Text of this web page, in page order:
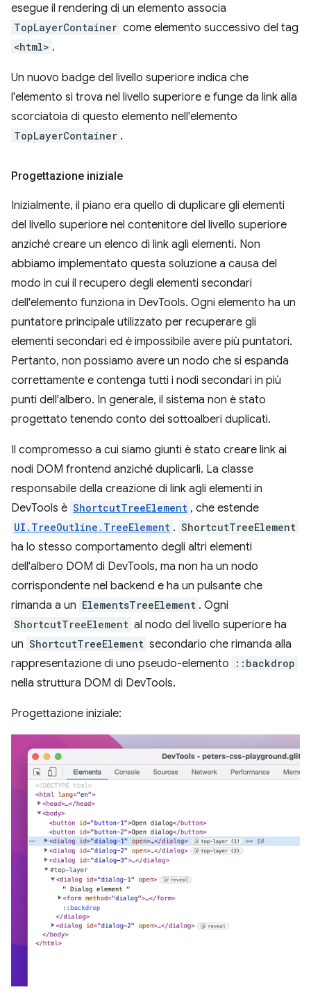
esegue il rendering di un elemento associa
TopLayerContainer come elemento successivo del tag
<html> .
Un nuovo badge del livello superiore indica che
l'elemento si trova nel livello superiore e funge da link alla
scorciatoia di questo elemento nell'elemento
TopLayerContainer .
Progettazione iniziale
Inizialmente, il piano era quello di duplicare gli elementi
del livello superiore nel contenitore del livello superiore
anziché creare un elenco di link agli elementi. Non
abbiamo implementato questa soluzione a causa del
modo in cui il recupero degli elementi secondari
dell'elemento funziona in DevTools. Ogni elemento ha un
puntatore principale utilizzato per recuperare gli
elementi secondari ed è impossibile avere più puntatori.
Pertanto, non possiamo avere un nodo che si espanda
correttamente e contenga tutti i nodi secondari in più
punti dell'albero. In generale, il sistema non è stato
progettato tenendo conto dei sottoalberi duplicati.
Il compromesso a cui siamo giunti è stato creare link ai
nodi DOM frontend anziché duplicarli. La classe
responsabile della creazione di link agli elementi in
DevTools è ShortcutTreeElement , che estende
UI.TreeOutline.TreeElement . ShortcutTreeElement
ha lo stesso comportamento degli altri elementi
dell'albero DOM di DevTools, ma non ha un nodo
corrispondente nel backend e ha un pulsante che
rimanda a un ElementsTreeElement . Ogni
ShortcutTreeElement al nodo del livello superiore ha
un ShortcutTreeElement secondario che rimanda alla
rappresentazione di uno pseudo-elemento
::backdrop
nella struttura DOM di DevTools.
Progettazione iniziale: